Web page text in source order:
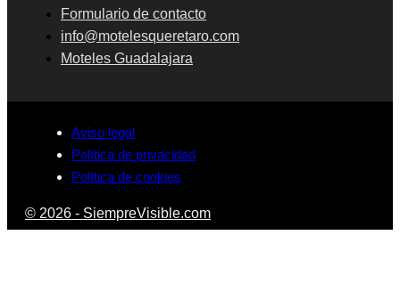
Formulario de contacto
info@motelesqueretaro.com
Moteles Guadalajara
Aviso legal
Política de privacidad
Política de cookies
© 2026 - SiempreVisible.com